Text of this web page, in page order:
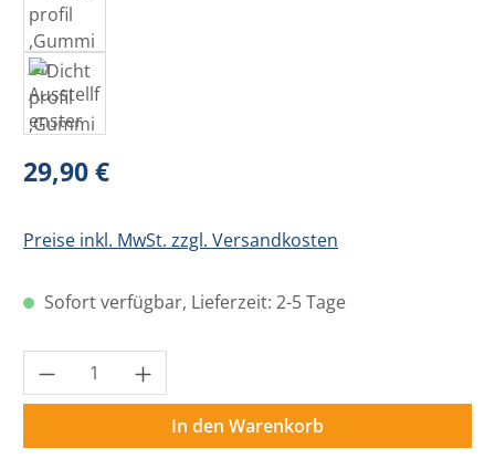
Regulärer Preis:
29,90 €
Preise inkl. MwSt. zzgl. Versandkosten
Sofort verfügbar, Lieferzeit: 2-5 Tage
Produkt Anzahl: Gib den gewünschten
In den Warenkorb